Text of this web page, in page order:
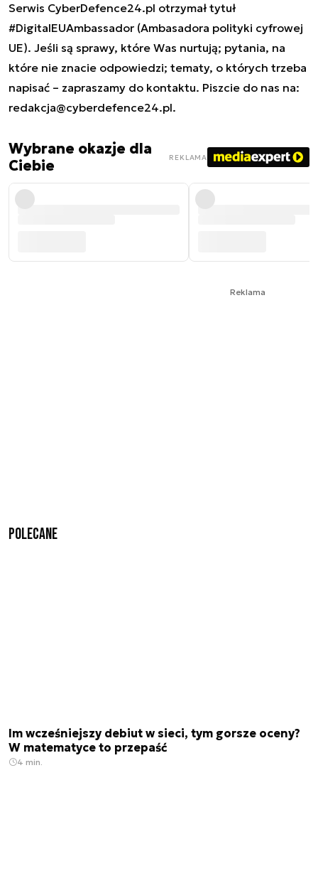
Serwis CyberDefence24.pl otrzymał tytuł
#DigitalEUAmbassador (Ambasadora polityki cyfrowej
UE). Jeśli są sprawy, które Was nurtują; pytania, na
które nie znacie odpowiedzi; tematy, o których trzeba
napisać – zapraszamy do kontaktu. Piszcie do nas na:
redakcja@cyberdefence24.pl.
Wybrane okazje dla
Ciebie
REKLAMA
Reklama
Polecane
Im wcześniejszy debiut w sieci, tym gorsze oceny?
W matematyce to przepaść
4 min.